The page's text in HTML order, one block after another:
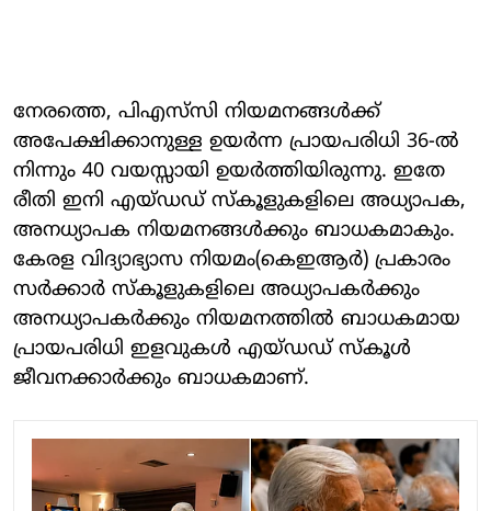
നേരത്തെ, പിഎസ്‌സി നിയമനങ്ങൾക്ക്
അപേക്ഷിക്കാനുള്ള ഉയർന്ന പ്രായപരിധി 36-ൽ
നിന്നും 40 വയസ്സായി ഉയർത്തിയിരുന്നു. ഇതേ
രീതി ഇനി എയ്‌ഡഡ് സ്കൂളുകളിലെ അധ്യാപക,
അനധ്യാപക നിയമനങ്ങൾക്കും ബാധകമാകും.
കേരള വിദ്യാഭ്യാസ നിയമം(കെഇആര്‍) പ്രകാരം
സര്‍ക്കാര്‍ സ്‌കൂളുകളിലെ അധ്യാപകര്‍ക്കും
അനധ്യാപകര്‍ക്കും നിയമനത്തിൽ ബാധകമായ
പ്രായപരിധി ഇളവുകള്‍ എയ്ഡഡ് സ്‌കൂൾ
ജീവനക്കാര്‍ക്കും ബാധകമാണ്.